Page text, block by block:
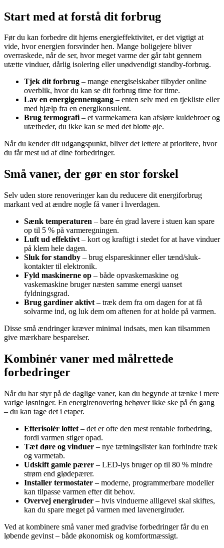
Start med at forstå dit forbrug
Før du kan forbedre dit hjems energieffektivitet, er det vigtigt at
vide, hvor energien forsvinder hen. Mange boligejere bliver
overraskede, når de ser, hvor meget varme der går tabt gennem
utætte vinduer, dårlig isolering eller unødvendigt standby-forbrug.
Tjek dit forbrug – mange energiselskaber tilbyder online
overblik, hvor du kan se dit forbrug time for time.
Lav en energigennemgang – enten selv med en tjekliste eller
med hjælp fra en energikonsulent.
Brug termografi– et varmekamera kan afsløre kuldebroer og
utætheder, du ikke kan se med det blotte øje.
Når du kender dit udgangspunkt, bliver det lettere at prioritere, hvor
du får mest ud af dine forbedringer.
Små vaner, der gør en stor forskel
Selv uden store renoveringer kan du reducere dit energiforbrug
markant ved at ændre nogle få vaner i hverdagen.
Sænk temperaturen – bare én grad lavere i stuen kan spare
op til 5 % på varmeregningen.
Luft ud effektivt – kort og kraftigt i stedet for at have vinduer
på klem hele dagen.
Sluk for standby – brug elspareskinner eller tænd/sluk-
kontakter til elektronik.
Fyld maskinerne op – både opvaskemaskine og
vaskemaskine bruger næsten samme energi uanset
fyldningsgrad.
Brug gardiner aktivt – træk dem fra om dagen for at få
solvarme ind, og luk dem om aftenen for at holde på varmen.
Disse små ændringer kræver minimal indsats, men kan tilsammen
give mærkbare besparelser.
Kombinér vaner med målrettede
forbedringer
Når du har styr på de daglige vaner, kan du begynde at tænke i mere
varige løsninger. En energirenovering behøver ikke ske på én gang
– du kan tage det i etaper.
Efterisolér loftet – det er ofte den mest rentable forbedring,
fordi varmen stiger opad.
Tæt døre og vinduer – nye tætningslister kan forhindre træk
og varmetab.
Udskift gamle pærer – LED-lys bruger op til 80 % mindre
strøm end glødepærer.
Installer termostater – moderne, programmerbare modeller
kan tilpasse varmen efter dit behov.
Overvej energiruder – hvis vinduerne alligevel skal skiftes,
kan du spare meget på varmen med lavenergiruder.
Ved at kombinere små vaner med gradvise forbedringer får du en
løbende gevinst – både økonomisk og komfortmæssigt.